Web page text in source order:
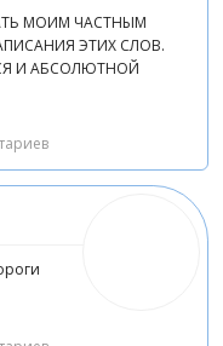
МОИМ ЧАСТНЫМ
ЭТИХ СЛОВ.
И АБСОЛЮТНОЙ